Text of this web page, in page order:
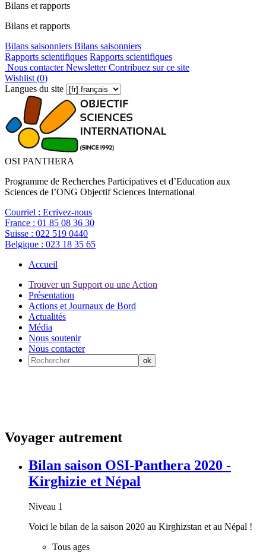
Bilans et rapports
Bilans et rapports
Bilans saisonniers Bilans saisonniers
Rapports scientifiques Rapports scientifiques
Nous contacterNewsletterContribuez sur ce site
Wishlist (0)
Langues du site
OSI PANTHERA
Programme de Recherches Participatives et d’Education aux
Sciences de l’ONG Objectif Sciences International
Courriel : Ecrivez-nous
France : 01 85 08 36 30
Suisse : 022 519 0440
Belgique : 023 18 35 65
Accueil
Trouver un Support ou une Action
Présentation
Actions et Journaux de Bord
Actualités
Média
Nous soutenir
Nous contacter
Voyager autrement
Bilan saison OSI-Panthera 2020 -
Kirghizie et Népal
Niveau 1
Voici le bilan de la saison 2020 au Kirghizstan et au Népal !
Tous ages